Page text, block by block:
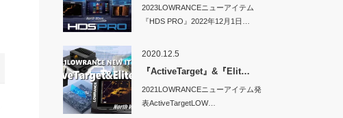
2023LOWRANCEニューアイテム
『HDS PRO』2022年12月1日…
2020.12.5
『ActiveTarget』&『Elit…
2021LOWRANCEニューアイテム発
表ActiveTargetLOW…